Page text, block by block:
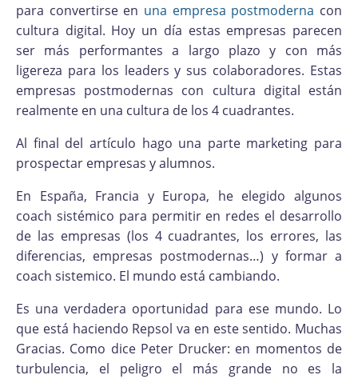
para convertirse en una empresa postmoderna con
cultura digital. Hoy un día estas empresas parecen
ser más performantes a largo plazo y con más
ligereza para los leaders y sus colaboradores. Estas
empresas postmodernas con cultura digital están
realmente en una cultura de los 4 cuadrantes.
Al final del artículo hago una parte marketing para
prospectar empresas y alumnos.
En España, Francia y Europa, he elegido algunos
coach sistémico para permitir en redes el desarrollo
de las empresas (los 4 cuadrantes, los errores, las
diferencias, empresas postmodernas…) y formar a
coach sistemico. El mundo está cambiando.
Es una verdadera oportunidad para ese mundo. Lo
que está haciendo Repsol va en este sentido. Muchas
Gracias. Como dice Peter Drucker: en momentos de
turbulencia, el peligro el más grande no es la